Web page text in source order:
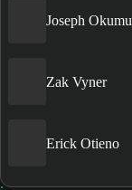
Joseph Okumu
Zak Vyner
Erick Otieno